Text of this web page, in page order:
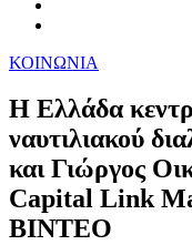
ΚΟΙΝΩΝΙΑ
Η Ελλάδα
ναυτιλιακού
και Γιώργος
Capital Link
ΒΙΝΤΕΟ